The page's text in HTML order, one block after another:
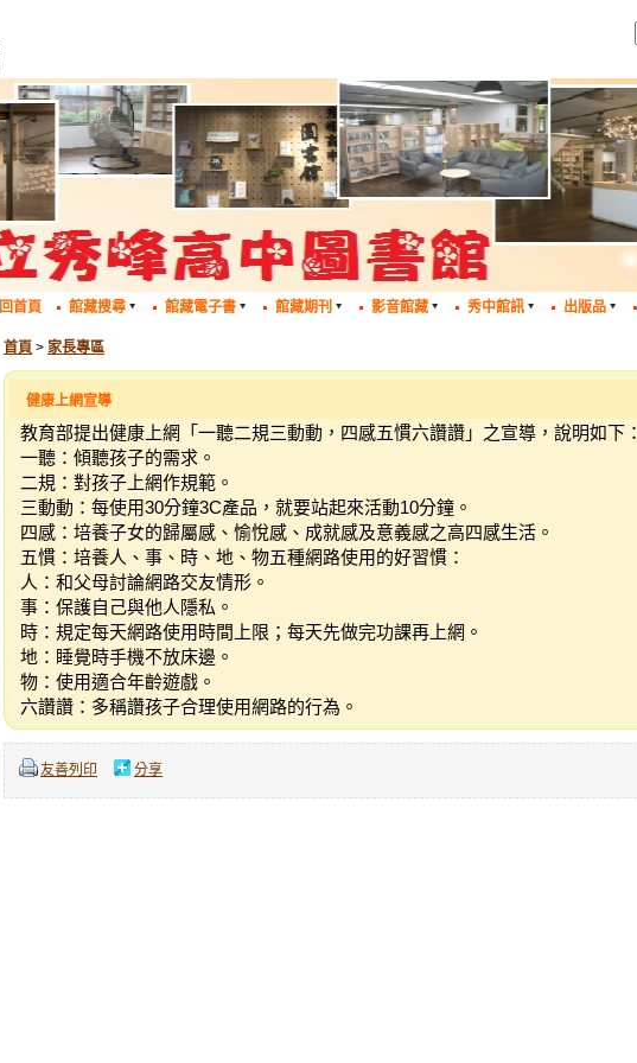
回首頁 館藏搜尋 館藏電子書 館藏期刊 影音館藏 秀中館訊 出版品
首頁 > 家長專區
健康上網宣導
教育部提出健康上網「一聽二規三動動，四感五慣六讚讚」之宣導，說明如下：
一聽：傾聽孩子的需求。
二規：對孩子上網作規範。
三動動：每使用30分鐘3C產品，就要站起來活動10分鐘。
四感：培養子女的歸屬感、愉悅感、成就感及意義感之高四感生活。
五慣：培養人、事、時、地、物五種網路使用的好習慣：
人：和父母討論網路交友情形。
事：保護自己與他人隱私。
時：規定每天網路使用時間上限；每天先做完功課再上網。
地：睡覺時手機不放床邊。
物：使用適合年齡遊戲。
六讚讚：多稱讚孩子合理使用網路的行為。
友善列印
分享